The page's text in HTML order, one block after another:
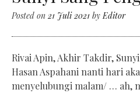
Posted on 21 Juli 2021 byEditor
Rivai Apin, Akhir Takdir,
Hasan Aspahani nanti hari
menyelubungi malam/ … ah,